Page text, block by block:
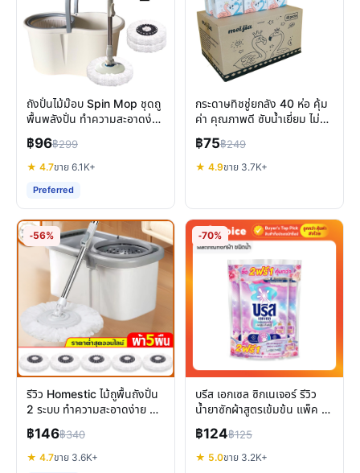
ถังปั่นไม้ม๊อบ Spin Mop ชุดถู
พื้นพลังปั่น ทำความสะอาดง่าย
เบาแรง ไม่ต้องบิดมือ
฿96฿299
★ 4.7ขาย 6.1K+
Preferred
กระดาษทิชชู่ยกลัง 40 ห่อ คุ้ม
ค่า คุณภาพดี ซับน้ำเยี่ยม ไม่
เป็นขุย
฿75฿249
★ 4.9ขาย 3.7K+
-56%
รีวิว Homestic ไม้ถูพื้นถังปั่น
2 ระบบ ทำความสะอาดง่าย คุ้ม
ค่าหรือไม่
฿146฿340
★ 4.7ขาย 3.6K+
-70%
บรีส เอกเซล ซิกเนเจอร์ รีวิว
น้ำยาซักผ้าสูตรเข้มข้น แพ็ค 3
ถุง ซักสะอาด หอมนาน
฿124฿125
★ 5.0ขาย 3.2K+